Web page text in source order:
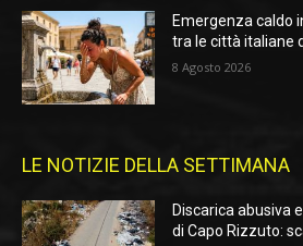
Emergenza caldo
tra le città italiane
8 Agosto 2026
LE NOTIZIE DELLA SETTIMANA
Discarica abusiva
di Capo Rizzuto: